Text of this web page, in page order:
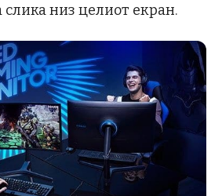
низ целиот екран.